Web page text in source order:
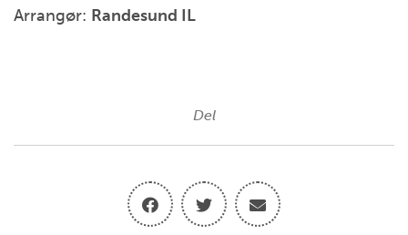
Arrangør: Randesund IL
Del